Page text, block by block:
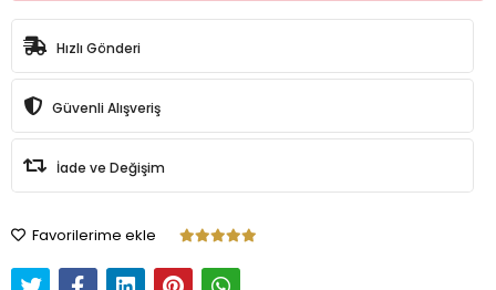
Hızlı Gönderi
Güvenli Alışveriş
İade ve Değişim
Favorilerime ekle